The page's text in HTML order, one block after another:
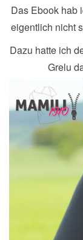
Das Ebook hab
eigentlich nicht
Dazu hatte ich
Grelu